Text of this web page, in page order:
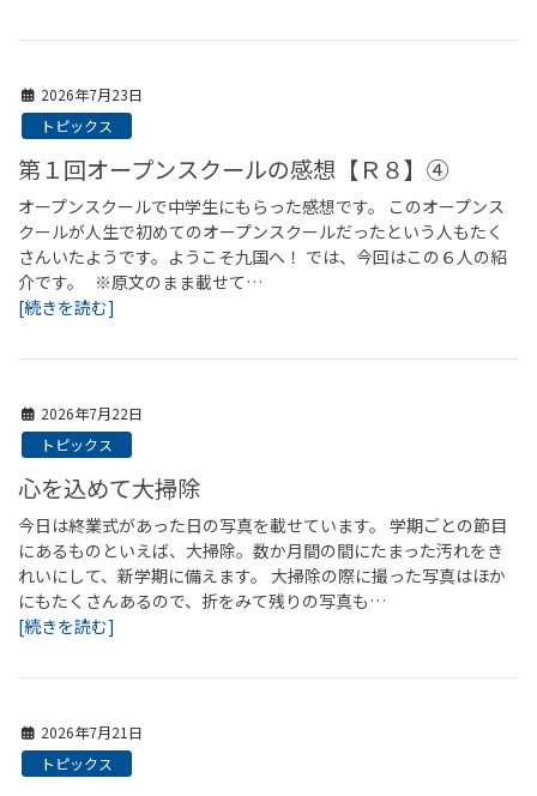
2026年7月23日
トピックス
第１回オープンスクールの感想【Ｒ８】④
オープンスクールで中学生にもらった感想です。 このオープンス
クールが人生で初めてのオープンスクールだったという人もたく
さんいたようです。ようこそ九国へ！ では、今回はこの６人の紹
介です。 ※原文のまま載せて…
[続きを読む]
2026年7月22日
トピックス
心を込めて大掃除
今日は終業式があった日の写真を載せています。 学期ごとの節目
にあるものといえば、大掃除。数か月間の間にたまった汚れをき
れいにして、新学期に備えます。 大掃除の際に撮った写真はほか
にもたくさんあるので、折をみて残りの写真も…
[続きを読む]
2026年7月21日
トピックス